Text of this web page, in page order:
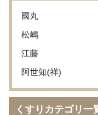
國丸
松嶋
江藤
阿世知(祥)
くすりカテゴリ一